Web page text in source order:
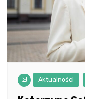
Aktualności